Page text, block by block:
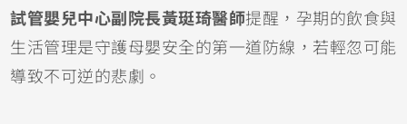
試管嬰兒中心副院長黃珽琦醫師提醒，孕期的飲食與
生活管理是守護母嬰安全的第一道防線，若輕忽可能
導致不可逆的悲劇。